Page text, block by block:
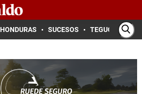
HONDURAS SUCESOS TEGUCIGALPA